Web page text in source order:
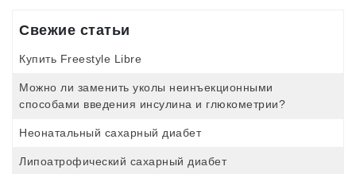
Свежие статьи
Купить Freestyle Libre
Можно ли заменить уколы неинъекционными
способами введения инсулина и глюкометрии?
Неонатальный сахарный диабет
Липоатрофический сахарный диабет